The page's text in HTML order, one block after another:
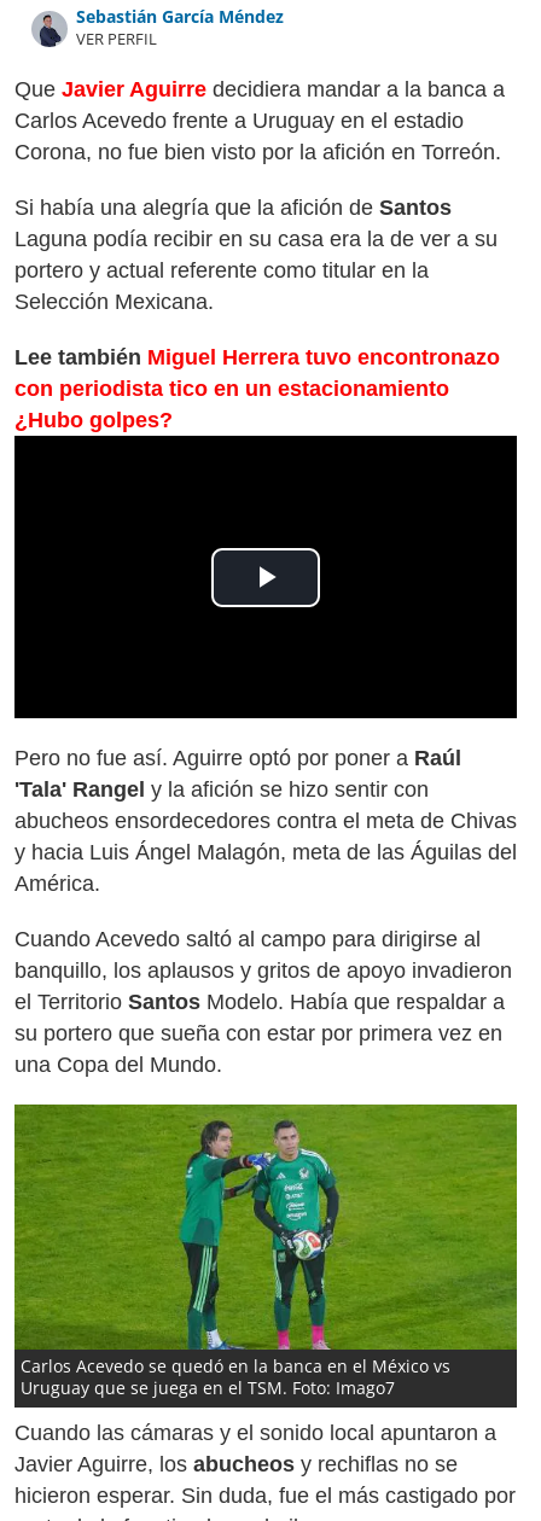
Sebastián García Méndez
VER PERFIL
Que Javier Aguirre decidiera mandar a la banca a
Carlos Acevedo frente a Uruguay en el estadio
Corona, no fue bien visto por la afición en Torreón.
Si había una alegría que la afición de Santos
Laguna podía recibir en su casa era la de ver a su
portero y actual referente como titular en la
Selección Mexicana.
Lee también Miguel Herrera tuvo encontronazo
con periodista tico en un estacionamiento
¿Hubo golpes?
Play
Pero no fue así. Aguirre optó por poner a Raúl
'Tala' Rangel y la afición se hizo sentir con
abucheos ensordecedores contra el meta de Chivas
y hacia Luis Ángel Malagón, meta de las Águilas del
América.
Cuando Acevedo saltó al campo para dirigirse al
banquillo, los aplausos y gritos de apoyo invadieron
el Territorio Santos Modelo. Había que respaldar a
su portero que sueña con estar por primera vez en
una Copa del Mundo.
Carlos Acevedo se quedó en la banca en el México vs
Uruguay que se juega en el TSM. Foto: Imago7
Cuando las cámaras y el sonido local apuntaron a
Javier Aguirre, los abucheos y rechiflas no se
hicieron esperar. Sin duda, fue el más castigado por